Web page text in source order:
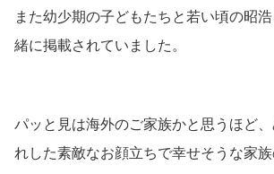
また幼少期の子どもたちと若い頃の昭
緒に掲載されていました。
パッと見は海外のご家族かと思うほど
れした素敵なお顔立ちで幸せそうな家族